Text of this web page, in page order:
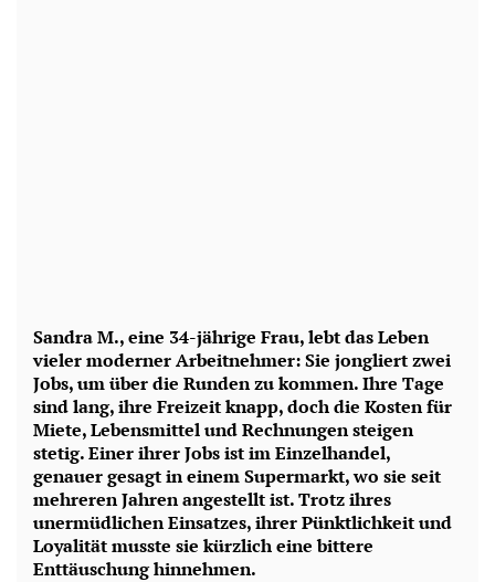
Sandra M., eine 34-jährige Frau, lebt das Leben
vieler moderner Arbeitnehmer: Sie jongliert zwei
Jobs, um über die Runden zu kommen. Ihre Tage
sind lang, ihre Freizeit knapp, doch die Kosten für
Miete, Lebensmittel und Rechnungen steigen
stetig. Einer ihrer Jobs ist im Einzelhandel,
genauer gesagt in einem Supermarkt, wo sie seit
mehreren Jahren angestellt ist. Trotz ihres
unermüdlichen Einsatzes, ihrer Pünktlichkeit und
Loyalität musste sie kürzlich eine bittere
Enttäuschung hinnehmen.